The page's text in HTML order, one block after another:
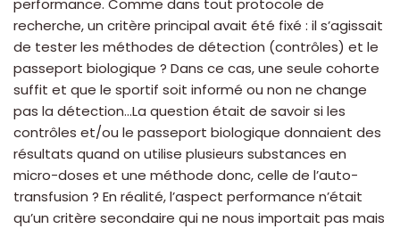
performance. Comme dans tout protocole de
recherche, un critère principal avait été fixé : il s’agissait
de tester les méthodes de détection (contrôles) et le
passeport biologique ? Dans ce cas, une seule cohorte
suffit et que le sportif soit informé ou non ne change
pas la détection…La question était de savoir si les
contrôles et/ou le passeport biologique donnaient des
résultats quand on utilise plusieurs substances en
micro-doses et une méthode donc, celle de l’auto-
transfusion ? En réalité, l’aspect performance n’était
qu’un critère secondaire qui ne nous importait pas mais